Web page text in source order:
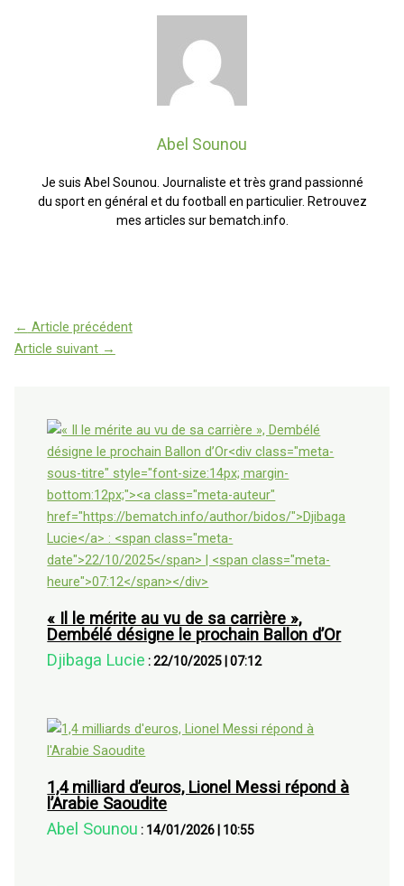
Abel Sounou
Je suis Abel Sounou. Journaliste et très grand passionné
du sport en général et du football en particulier. Retrouvez
mes articles sur bematch.info.
← Article précédent
Article suivant →
« Il le mérite au vu de sa carrière »,
Dembélé désigne le prochain Ballon d’Or
Djibaga Lucie :22/10/2025 |07:12
1,4 milliard d’euros, Lionel Messi répond à
l’Arabie Saoudite
Abel Sounou : 14/01/2026 10:55